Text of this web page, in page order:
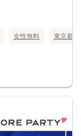
女性無料 東京都